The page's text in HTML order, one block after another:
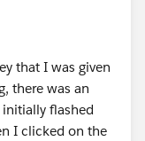
that I was given
there was an
flashed
I clicked on the